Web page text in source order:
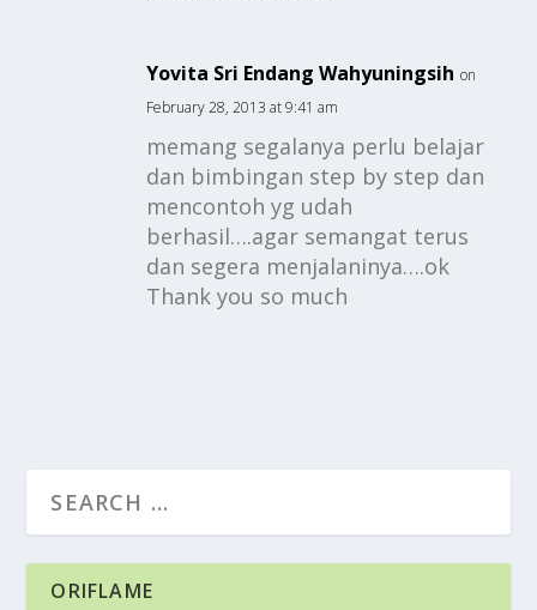
Yovita Sri Endang Wahyuningsih on
February 28, 2013 at 9:41 am
memang segalanya perlu belajar
dan bimbingan step by step dan
mencontoh yg udah
berhasil….agar semangat terus
dan segera menjalaninya….ok
Thank you so much
ORIFLAME